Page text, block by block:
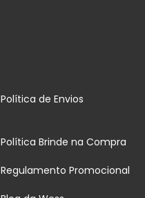
Política de Envios
Política Brinde na Compra
Regulamento Promocional